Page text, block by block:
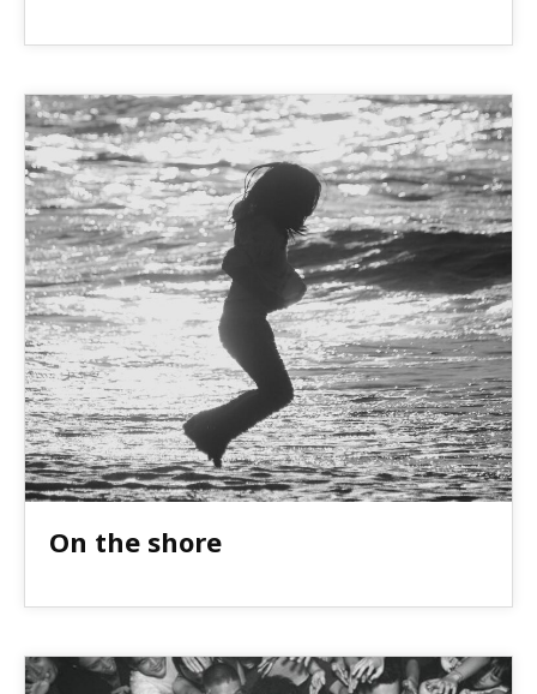
On the shore